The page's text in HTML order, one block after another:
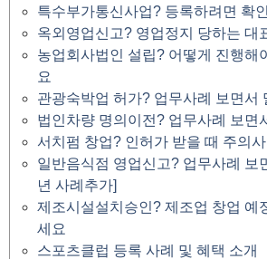
특수부가통신사업? 등록하려면 확
옥외영업신고? 영업정지 당하는 대
농업회사법인 설립? 어떻게 진행해
요
관광숙박업 허가? 업무사례 보면서
법인차량 명의이전? 업무사례 보면
서치펌 창업? 인허가 받을 때 주의
일반음식점 영업신고? 업무사례 보
년 사례추가]
제조시설설치승인? 제조업 창업 예
세요
스포츠클럽 등록 사례 및 혜택 소개